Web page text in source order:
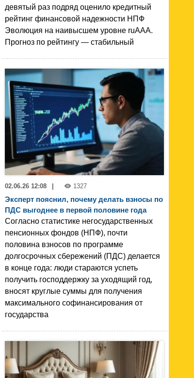
девятый раз подряд оценило кредитный
рейтинг финансовой надежности НПФ
Эволюция на наивысшем уровне ruAАA.
Прогноз по рейтингу — стабильный
02.06.26 12:08 | 1327
Эксперт пояснил, почему делать взносы по
ПДС выгоднее в первой половине года
Согласно статистике негосударственных
пенсионных фондов (НПФ), почти
половина взносов по программе
долгосрочных сбережений (ПДС) делается
в конце года: люди стараются успеть
получить господдержку за уходящий год,
вносят круглые суммы для получения
максимального софинансирования от
государства